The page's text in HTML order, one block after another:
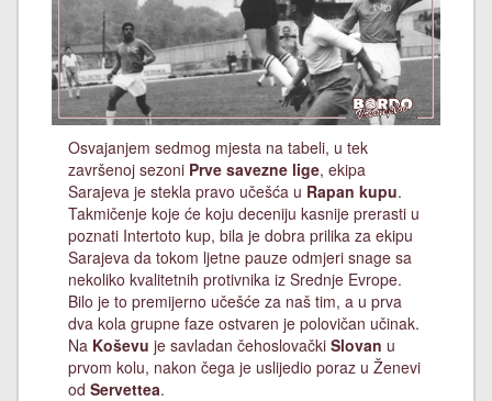
Osvajanjem sedmog mjesta na tabeli, u tek
završenoj sezoni Prve savezne lige, ekipa
Sarajeva je stekla pravo učešća u Rapan kupu.
Takmičenje koje će koju deceniju kasnije prerasti u
poznati Intertoto kup, bila je dobra prilika za ekipu
Sarajeva da tokom ljetne pauze odmjeri snage sa
nekoliko kvalitetnih protivnika iz Srednje Evrope.
Bilo je to premijerno učešće za naš tim, a u prva
dva kola grupne faze ostvaren je polovičan učinak.
Na Koševu je savladan čehoslovački Slovan u
prvom kolu, nakon čega je uslijedio poraz u Ženevi
od Servettea.